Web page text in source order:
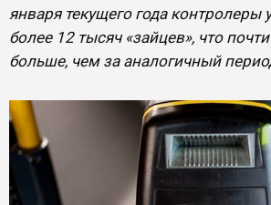
января текущего года
более 12 тысяч «зайцев», что
больше, чем за аналогичный